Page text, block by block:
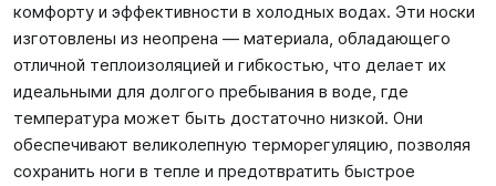
комфорту и эффективности в холодных водах. Эти носки
изготовлены из неопрена — материала, обладающего
отличной теплоизоляцией и гибкостью, что делает их
идеальными для долгого пребывания в воде, где
температура может быть достаточно низкой. Они
обеспечивают великолепную терморегуляцию, позволяя
сохранить ноги в тепле и предотвратить быстрое